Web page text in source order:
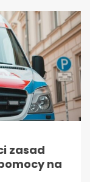
zasad
na